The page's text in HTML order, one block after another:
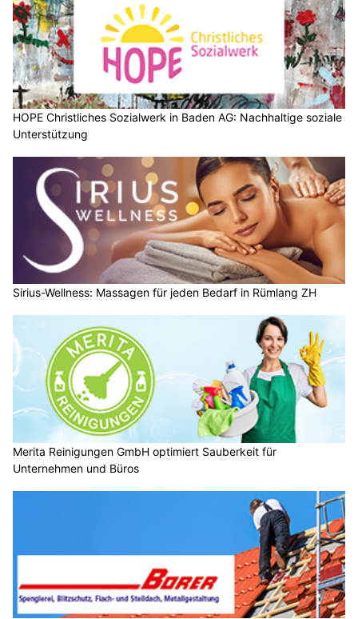
HOPE Christliches Sozialwerk in Baden AG: Nachhaltige soziale
Unterstützung
Sirius-Wellness: Massagen für jeden Bedarf in Rümlang ZH
Merita Reinigungen GmbH optimiert Sauberkeit für
Unternehmen und Büros